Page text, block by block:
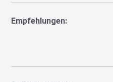
Empfehlungen: